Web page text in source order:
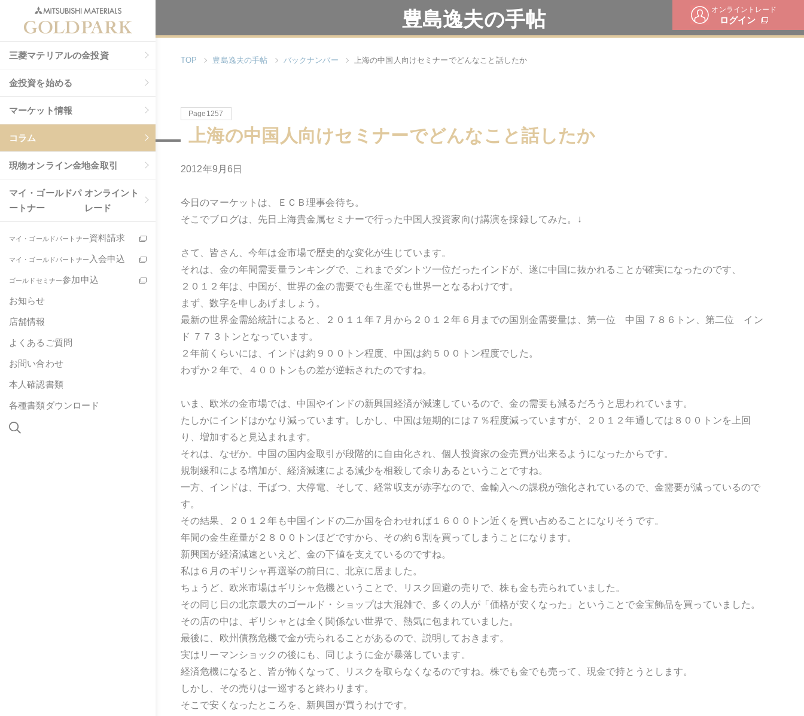
オンライントレード
ログイン
三菱マテリアルの金投資
金投資を始める
マーケット情報
コラム
現物オンライン金地金取引
マイ・ゴールドパ
ートナー
オンライント
レード
マイ・ゴールドパートナー資料請求
マイ・ゴールドパートナー 入会申込
ゴールドセミナー参加申込
お知らせ
店舗情報
よくあるご質問
お問い合わせ
本人確認書類
各種書類ダウンロード
豊島逸夫の手帖
TOP 豊島逸夫の手帖 バックナンバー 上海の中国人向けセミナーでどんなこと話したか
Page1257
上海の中国人向けセミナーでどんなこと話したか
2012年9月6日
今日のマーケットは、ＥＣＢ理事会待ち。
そこでブログは、先日上海貴金属セミナーで行った中国人投資家向け講演を採録してみた。↓
さて、皆さん、今年は金市場で歴史的な変化が生じています。
それは、金の年間需要量ランキングで、これまでダントツ一位だったインドが、遂に中国に抜かれることが確実になったのです、
２０１２年は、中国が、世界の金の需要でも生産でも世界一となるわけです。
まず、数字を申しあげましょう。
最新の世界金需給統計によると、２０１１年７月から２０１２年６月までの国別金需要量は、第一位 中国 ７８６トン、第二位 イン
ド ７７３トンとなっています。
２年前くらいには、インドは約９００トン程度、中国は約５００トン程度でした。
わずか２年で、４００トンもの差が逆転されたのですね。
いま、欧米の金市場では、中国やインドの新興国経済が減速しているので、金の需要も減るだろうと思われています。
たしかにインドはかなり減っています。しかし、中国は短期的には７％程度減っていますが、２０１２年通しては８００トンを上回
り、増加すると見込まれます。
それは、なぜか。中国の国内金取引が段階的に自由化され、個人投資家の金売買が出来るようになったからです。
規制緩和による増加が、経済減速による減少を相殺して余りあるということですね。
一方、インドは、干ばつ、大停電、そして、経常収支が赤字なので、金輸入への課税が強化されているので、金需要が減っているので
す。
その結果、２０１２年も中国インドの二か国を合わせれば１６００トン近くを買い占めることになりそうです。
年間の金生産量が２８００トンほどですから、その約６割を買ってしまうことになります。
新興国が経済減速といえど、金の下値を支えているのですね。
私は６月のギリシャ再選挙の前日に、北京に居ました。
ちょうど、欧米市場はギリシャ危機ということで、リスク回避の売りで、株も金も売られていました。
その同じ日の北京最大のゴールド・ショップは大混雑で、多くの人が「価格が安くなった」ということで金宝飾品を買っていました。
その店の中は、ギリシャとは全く関係ない世界で、熱気に包まれていました。
最後に、欧州債務危機で金が売られることがあるので、説明しておきます。
実はリーマンショックの後にも、同じように金が暴落しています。
経済危機になると、皆が怖くなって、リスクを取らなくなるのですね。株でも金でも売って、現金で持とうとします。
しかし、その売りは一巡すると終わります。
そこで安くなったところを、新興国が買うわけです。